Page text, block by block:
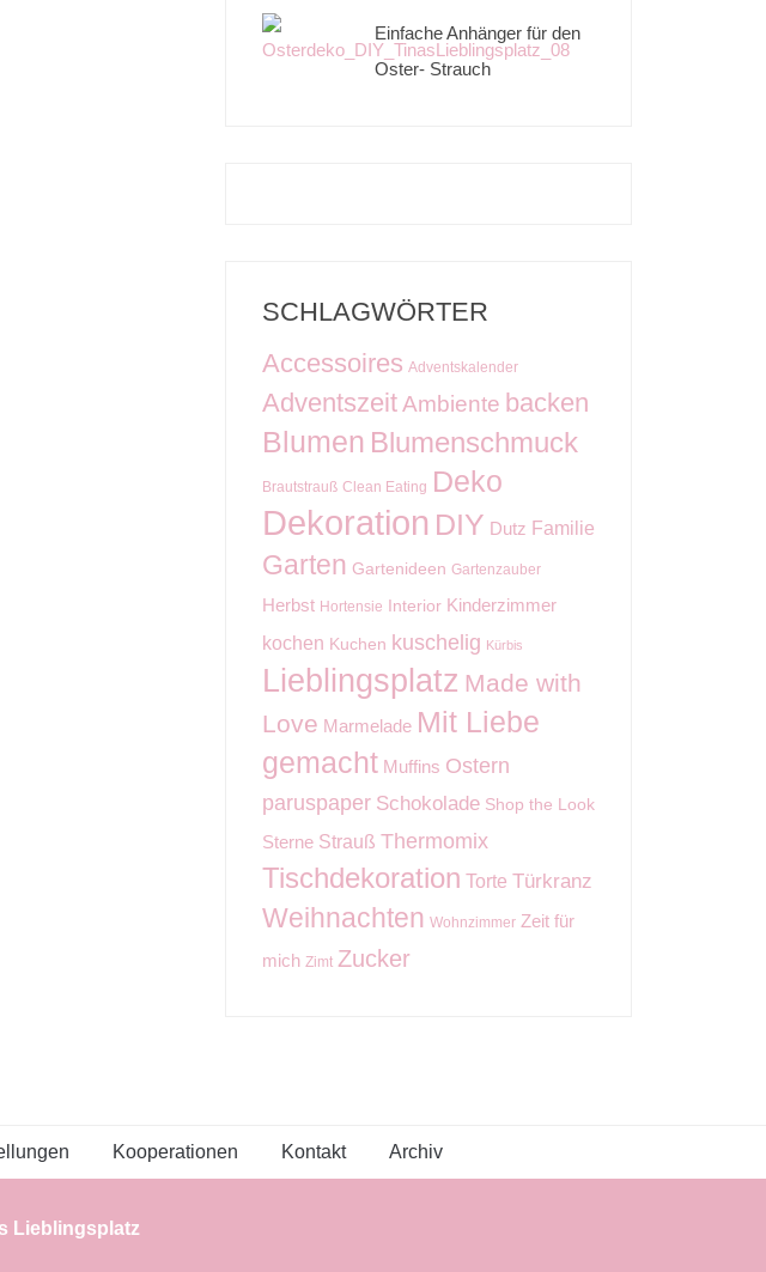
Einfache Anhänger für den
Oster- Strauch
SCHLAGWÖRTER
Accessoires Adventskalender
AdventszeitAmbiente backen
Blumen Blumenschmuck
Brautstrauß Clean Eating Deko
Dekoration DIY Dutz Familie
Garten Gartenideen Gartenzauber
Herbst Hortensie Interior Kinderzimmer
kochen Kuchen kuschelig Kürbis
Lieblingsplatz Made with
Love Marmelade Mit Liebe
gemacht Muffins Ostern
paruspaper Schokolade Shop the Look
Sterne Strauß Thermomix
Tischdekoration Torte Türkranz
Weihnachten Wohnzimmer Zeit für
mich Zimt Zucker
Kooperationen Kontakt Archiv
Lieblingsplatz